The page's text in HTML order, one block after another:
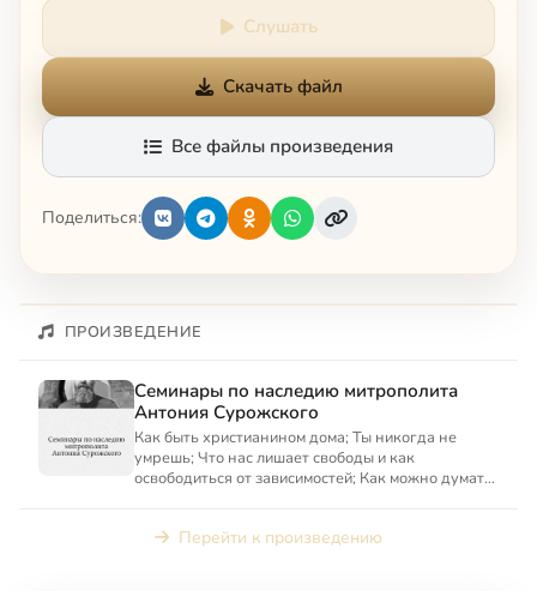
Слушать
Скачать файл
Все файлы произведения
Поделиться:
ПРОИЗВЕДЕНИЕ
Семинары по наследию митрополита
Антония Сурожского
Как быть христианином дома; Ты никогда не
умрешь; Что нас лишает свободы и как
освободиться от зависимостей; Как можно думать
Перейти к произведению